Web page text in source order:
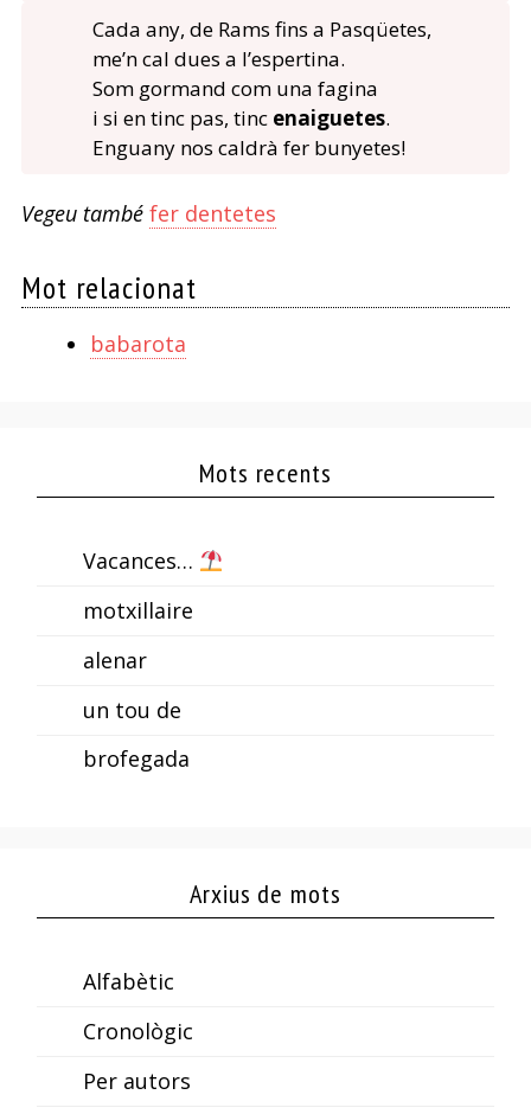
Cada any, de Rams fins a Pasqüetes,
me’n cal dues a l’espertina.
Som gormand com una fagina
i si en tinc pas, tinc enaiguetes.
Enguany nos caldrà fer bunyetes!
Vegeu també fer dentetes
Mot relacionat
babarota
Mots recents
Vacances…
motxillaire
alenar
un tou de
brofegada
Arxius de mots
Alfabètic
Cronològic
Per autors